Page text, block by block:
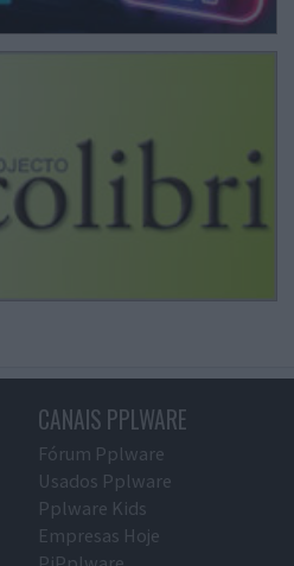
CANAIS PPLWARE
Fórum Pplware
Usados Pplware
Pplware Kids
Empresas Hoje